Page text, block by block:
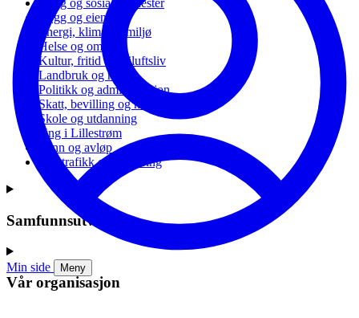
Min side Meny
Bygg og eiendom
Energi, klima og miljø
Helse og omsorg
Kultur, fritid og friluftsliv
Landbruk og natur
Politikk og administrasjon
Skatt, bevilling og næring
Skole og utdanning
Ung i Lillestrøm
Vann og avløp
Vei, trafikk og parkering
Samfunnsutvikling
Vår organisasjon